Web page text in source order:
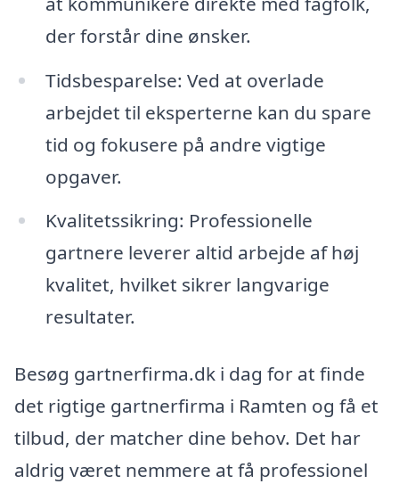
der forstår dine ønsker.
Tidsbesparelse: Ved at overlade
arbejdet til eksperterne kan du spare
tid og fokusere på andre vigtige
opgaver.
Kvalitetssikring: Professionelle
gartnere leverer altid arbejde af høj
kvalitet, hvilket sikrer langvarige
resultater.
Besøg gartnerfirma.dk i dag for at finde
det rigtige gartnerfirma i Ramten og få et
tilbud, der matcher dine behov. Det har
aldrig været nemmere at få professionel